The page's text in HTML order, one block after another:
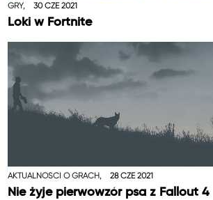
GRY, 30 CZE 2021
Loki w Fortnite
AKTUALNOŚCI O GRACH, 28 CZE 2021
Nie żyje pierwowzór psa z Fallout 4